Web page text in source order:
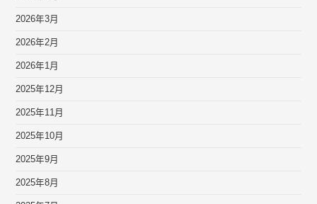
2026年3月
2026年2月
2026年1月
2025年12月
2025年11月
2025年10月
2025年9月
2025年8月